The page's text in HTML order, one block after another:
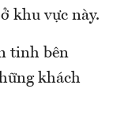
khu vực này.
tinh bên
khách